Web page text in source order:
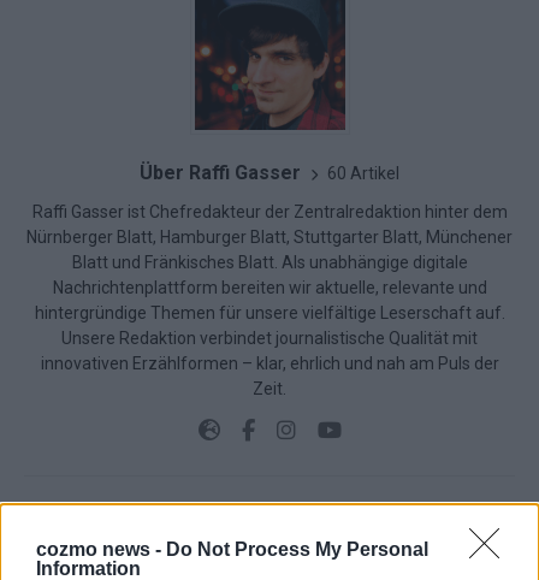
cozmo news - Do Not Process My Personal
Information
Über Raffi Gasser 60 Artikel
Raffi Gasser ist Chefredakteur der Zentralredaktion hinter dem
Nürnberger Blatt, Hamburger Blatt, Stuttgarter Blatt, Münchener
Blatt und Fränkisches Blatt. Als unabhängige digitale
Nachrichtenplattform bereiten wir aktuelle, relevante und
hintergründige Themen für unsere vielfältige Leserschaft auf.
Unsere Redaktion verbindet journalistische Qualität mit
innovativen Erzählformen – klar, ehrlich und nah am Puls der
Zeit.
JETZT ANGESAGT